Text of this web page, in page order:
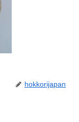
hokkorijapan